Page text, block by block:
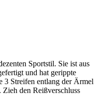
Sportstil. Sie ist aus
und hat gerippte
3 Streifen entlang der Ärmel
den Reißverschluss